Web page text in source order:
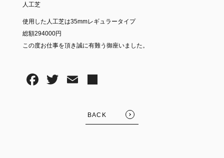
人工芝
使用した人工芝は35mmレギュラータイプ
総額294000円
この度お仕事を頂き誠に有難う御座いました。
BACK